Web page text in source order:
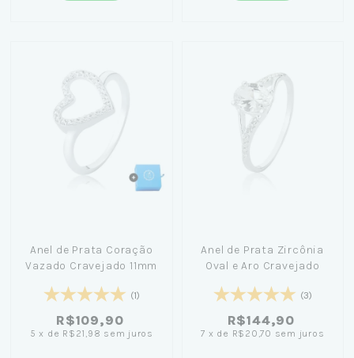
Anel de Prata Coração
Vazado Cravejado 11mm
(1)
R$109,90
5 x de R$21,98 sem juros
Anel de Prata Zircônia
Oval e Aro Cravejado
(3)
R$144,90
7 x de R$20,70 sem juros